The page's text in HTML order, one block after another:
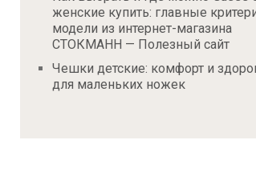
женские купить: главные
модели из интернет-магазина
СТОКМАНН — Полезный сайт
Чешки детские: комфорт и
для маленьких ножек